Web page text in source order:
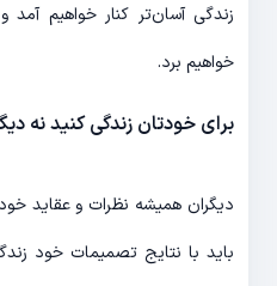
خواهیم برد.
برای خودتان زندگی کنید نه
دیگران همیشه نظرات و عقاید
باید با نتایج تصمیمات خود